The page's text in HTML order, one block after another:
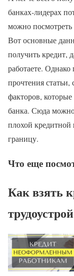
банках-лидерах
можно посмотреть
Вот основные
получить кредит,
работаете.
прочтения
факторов,
банка. Сюда
плохой кредитной
границу.
Что еще
Как взять